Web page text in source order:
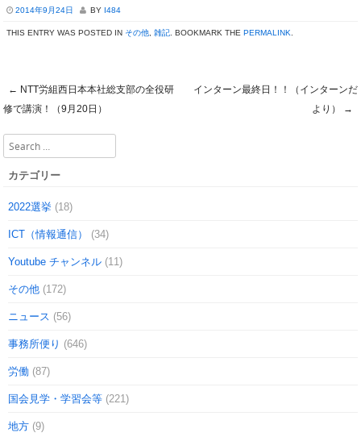
2014年9月24日 BY I484
THIS ENTRY WAS POSTED IN その他 雑記 . BOOKMARK THE PERMALINK
Post navigation
← NTT労組西日本本社総支部の全役研
修で講演！（9月20日）
インターン最終日！！（インターンだ
より）
→
Search
カテゴリー
2022選挙 (18)
ICT（情報通信） (34)
Youtube チャンネル (11)
その他 (172)
ニュース (56)
事務所便り (646)
労働 (87)
国会見学・学習会等 (221)
地方 (9)